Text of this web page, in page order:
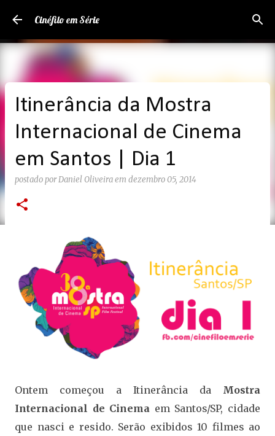
Pular para o conteúdo principal
Cinéfilo em Série
Itinerância da Mostra
Internacional de Cinema
em Santos | Dia 1
postado porDaniel Oliveiraem dezembro 05, 2014
Ontem começou a Itinerância da Mostra
Internacional de Cinema em Santos/SP, cidade
que nasci e resido. Serão exibidos 10 filmes ao